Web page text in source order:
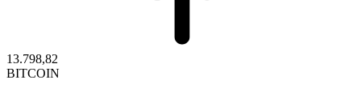
13.798,82
BITCOIN